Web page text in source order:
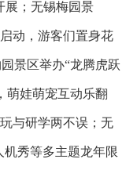
展；无锡梅园景
动，游客们置身花
景区举办“龙腾虎跃
萌娃萌宠互动乐翻
与研学两不误；无
秀等多主题龙年限